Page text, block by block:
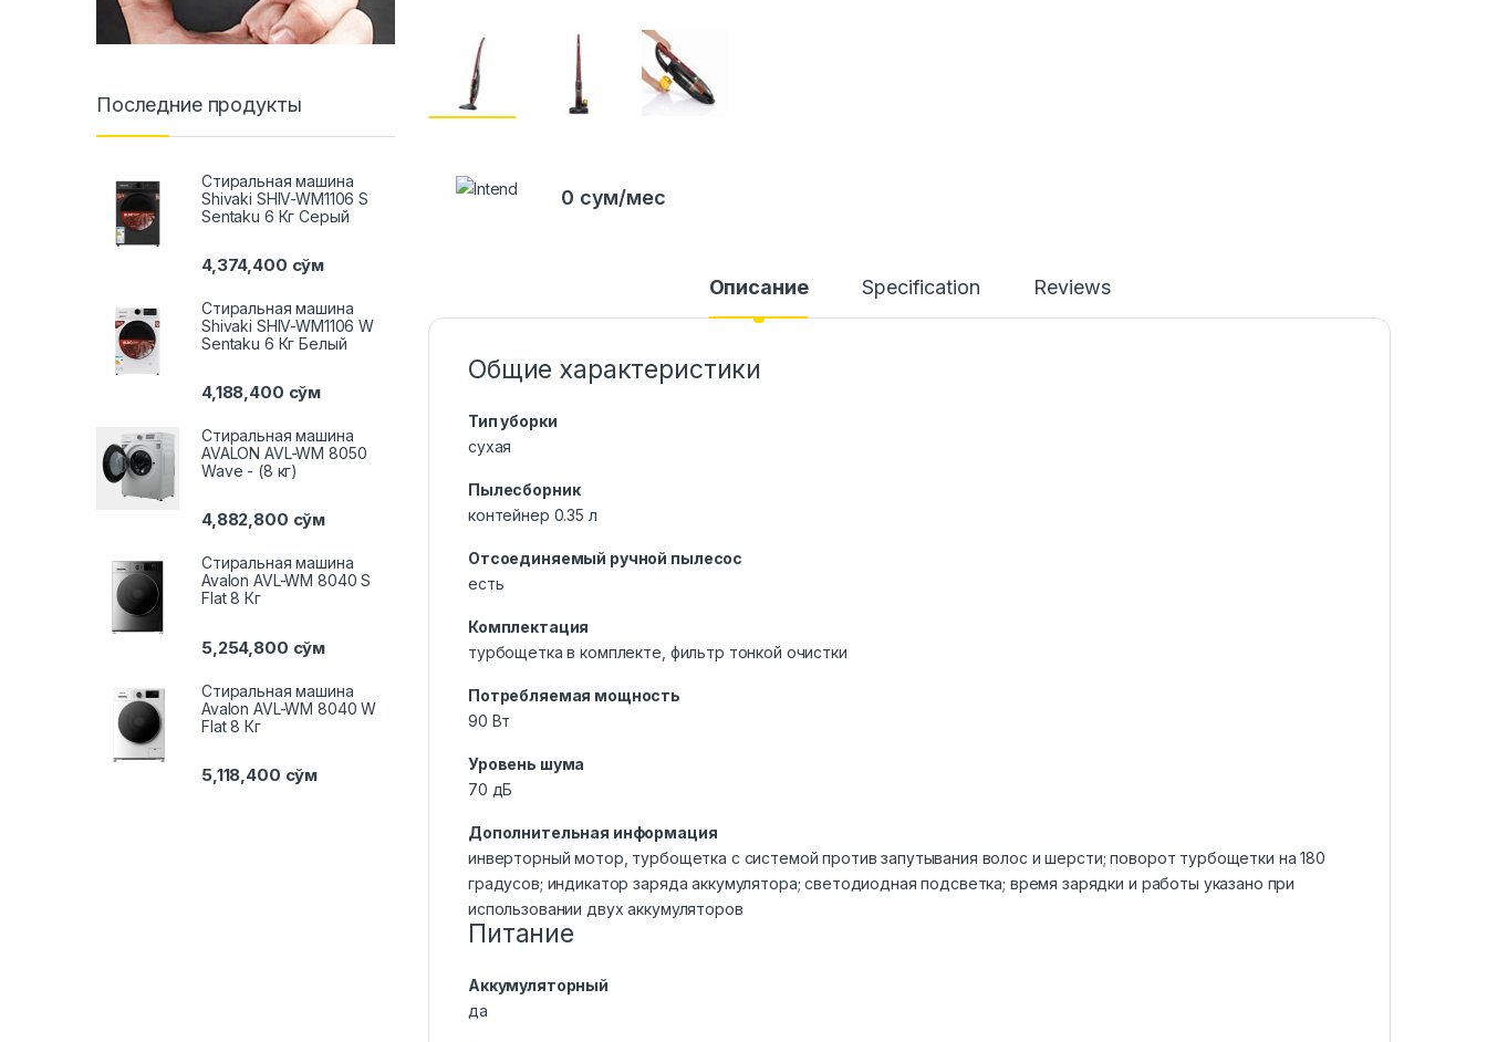
0 сум/мес
Описание Specification Reviews
Общие характеристики
Тип уборки
сухая
Пылесборник
контейнер 0.35 л
Отсоединяемый ручной пылесос
есть
Комплектация
турбощетка в комплекте, фильтр тонкой очистки
Потребляемая мощность
90 Вт
Уровень шума
70 дБ
Дополнительная информация
инверторный мотор, турбощетка с системой против запутывания волос и шерсти; поворот турбощетки на 180
градусов; индикатор заряда аккумулятора; светодиодная подсветка; время зарядки и работы указано при
использовании двух аккумуляторов
Питание
Аккумуляторный
да
Последние продукты
Стиральная машина
Shivaki SHIV-WM1106 S
Sentaku 6 Кг Серый
4,374,400 сўм
Стиральная машина
Shivaki SHIV-WM1106 W
Sentaku 6 Кг Белый
4,188,400 сўм
Стиральная машина
AVALON AVL-WM 8050
Wave - (8 кг)
4,882,800 сўм
Стиральная машина
Avalon AVL-WM 8040 S
Flat 8 Кг
5,254,800 сўм
Стиральная машина
Avalon AVL-WM 8040 W
Flat 8 Кг
5,118,400 сўм